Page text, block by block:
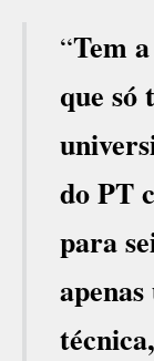
“Tem
que só
do PT
para